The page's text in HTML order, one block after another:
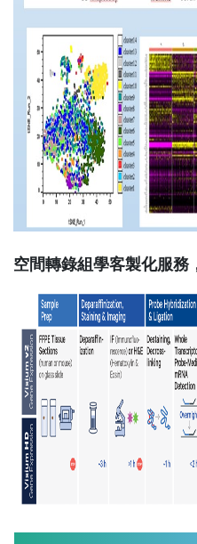
空間轉錄組學客製化服務